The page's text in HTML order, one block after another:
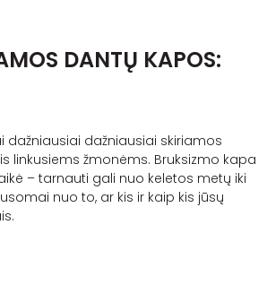
DANTŲ KAPOS:
dažniausiai dažniausiai skiriamos
linkusiems žmonėms. Bruksizmo kapa
– tarnauti gali nuo keletos metų iki
nuo to, ar kis ir kaip kis jūsų